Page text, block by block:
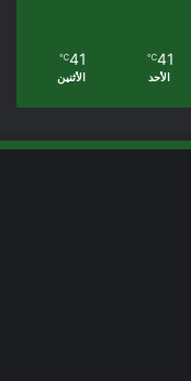
41
℃
الأحد
41
℃
الأثنين